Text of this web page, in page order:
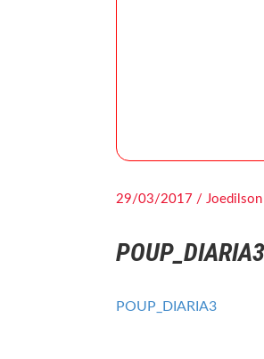
29/03/2017 / Joedilson
POUP_DIARIA3
POUP_DIARIA3